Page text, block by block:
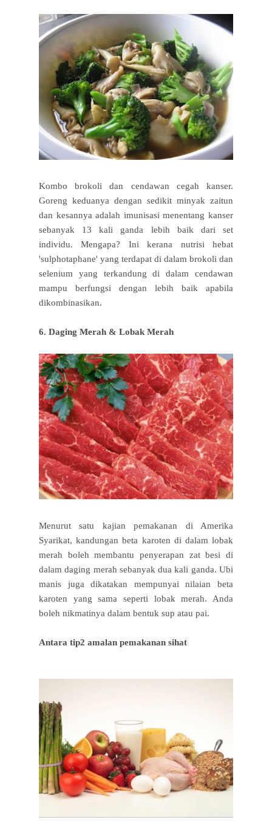
Kombo brokoli dan cendawan cegah kanser.
Goreng keduanya dengan sedikit minyak zaitun
dan kesannya adalah imunisasi menentang kanser
sebanyak 13 kali ganda lebih baik dari set
individu. Mengapa? Ini kerana nutrisi hebat
'sulphotaphane' yang terdapat di dalam brokoli dan
selenium yang terkandung di dalam cendawan
mampu berfungsi dengan lebih baik apabila
dikombinasikan.
6. Daging Merah & Lobak Merah
Menurut satu kajian pemakanan di Amerika
Syarikat, kandungan beta karoten di dalam lobak
merah boleh membantu penyerapan zat besi di
dalam daging merah sebanyak dua kali ganda. Ubi
manis juga dikatakan mempunyai nilaian beta
karoten yang sama seperti lobak merah. Anda
boleh nikmatinya dalam bentuk sup atau pai.
Antara tip2 amalan pemakanan sihat